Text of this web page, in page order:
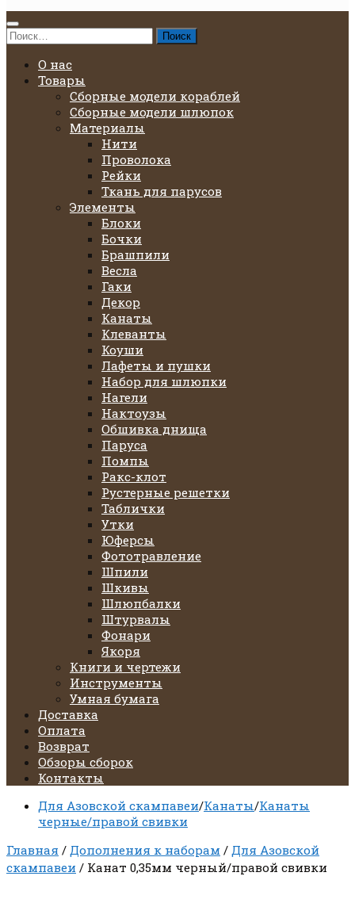
Найти:
О нас
Товары
Сборные модели кораблей
Сборные модели шлюпок
Материалы
Нити
Проволока
Рейки
Ткань для парусов
Элементы
Блоки
Бочки
Брашпили
Весла
Гаки
Декор
Канаты
Клеванты
Коуши
Лафеты и пушки
Набор для шлюпки
Нагели
Нактоузы
Обшивка днища
Паруса
Помпы
Ракс-клот
Рустерные решетки
Таблички
Утки
Юферсы
Фототравление
Шпили
Шкивы
Шлюпбалки
Штурвалы
Фонари
Якоря
Книги и чертежи
Инструменты
Умная бумага
Доставка
Оплата
Возврат
Обзоры сборок
Контакты
Для Азовской скампавеи/Канаты/Канаты
черные/правой свивки
Главная / Дополнения к наборам / Для Азовской
скампавеи / Канат 0,35мм черный/правой свивки